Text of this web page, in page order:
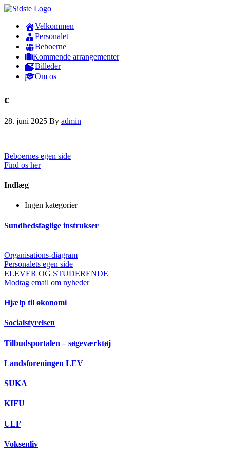
Velkommen
Personalet
Beboerne
Kommende arrangementer
Billeder
Om os
c
28. juni 2025 By admin
Beboernes egen side
Find os her
Indlæg
Ingen kategorier
Sundhedsfaglige instrukser
Organisations-diagram
Personalets egen side
ELEVER OG STUDERENDE
Modtag email om nyheder
Hjælp til økonomi
Socialstyrelsen
Tilbudsportalen – søgeværktøj
Landsforeningen LEV
SUKA
KIFU
ULF
Voksenliv